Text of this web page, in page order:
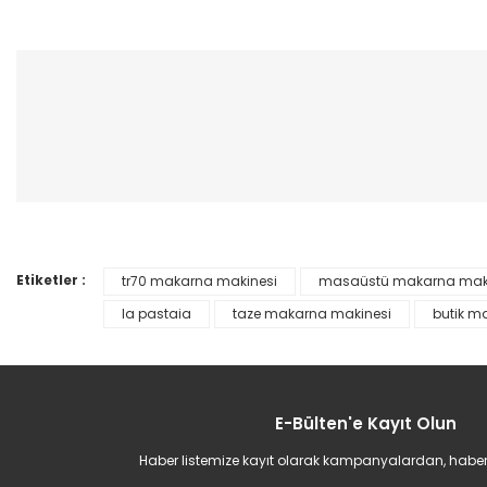
Etiketler : tr70 makarna makinesi masaüstü makarna
la pastaia
taze makarna makinesi butik
E-Bülten'e Kayıt Olun
Haber listemize kayıt olarak kampanyalardan,